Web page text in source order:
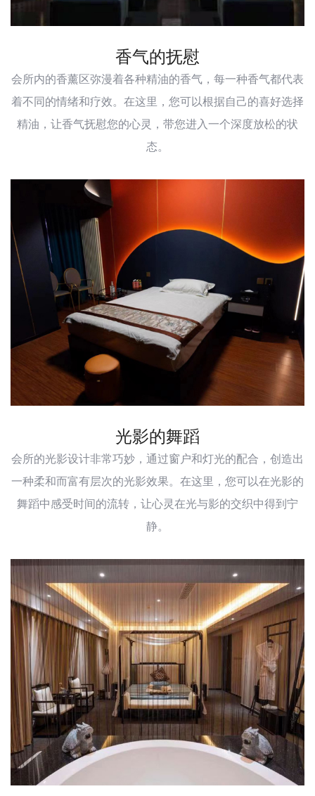
香气的抚慰
会所内的香薰区弥漫着各种精油的香气，每一种香气都代表
着不同的情绪和疗效。在这里，您可以根据自己的喜好选择
精油，让香气抚慰您的心灵，带您进入一个深度放松的状
态。
光影的舞蹈
会所的光影设计非常巧妙，通过窗户和灯光的配合，创造出
一种柔和而富有层次的光影效果。在这里，您可以在光影的
舞蹈中感受时间的流转，让心灵在光与影的交织中得到宁
静。